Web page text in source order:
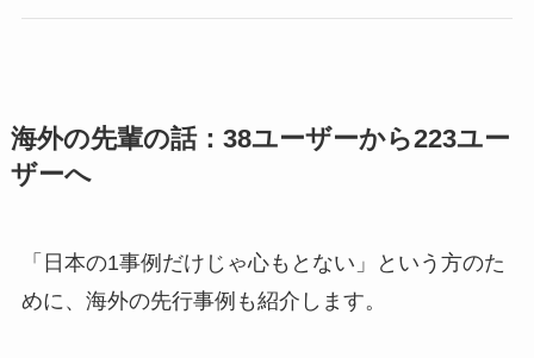
海外の先輩の話：38ユーザーから223ユー
ザーへ
「日本の1事例だけじゃ心もとない」という方のた
めに、海外の先行事例も紹介します。